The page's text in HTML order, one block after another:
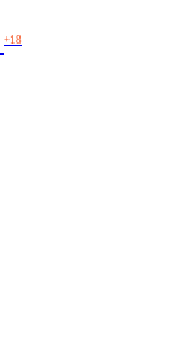
+18